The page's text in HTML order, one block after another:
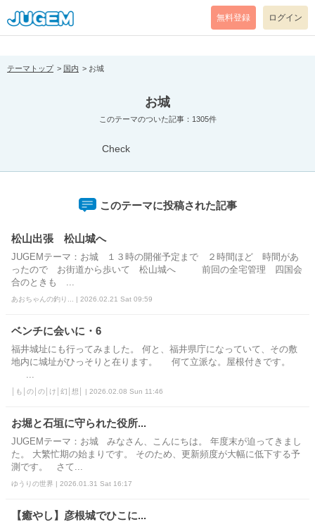
[pear_error: message="Success" code=0 mode=return level=notice
prefix="" info=""]
無料登録 ログイン
テーマトップ 国内 お城
お城
このテーマのついた記事：1305件
Check
このテーマに投稿された記事
松山出張 松山城へ
JUGEMテーマ：お城 １３時の開催予定まで ２時間ほど 時間があ
ったので お街道から歩いて 松山城へ 前回の全宅管理 四国会
合のときも ...
あおちゃんの釣り... | 2026.02.21 Sat 09:59
ベンチに会いに・6
福井城址にも行ってみました。 何と、福井県庁になっていて、その敷
地内に城址がひっそりと在ります。 何て立派な。屋根付きです。
│も│の│の│け│幻│想│ | 2026.02.08 Sun 11:46
お堀と石垣に守られた役所...
JUGEMテーマ：お城 みなさん、こんにちは。 年度末が迫ってきまし
た。 大繁忙期の始まりです。 そのため、更新頻度が大幅に低下する予
測です。 さて...
ゆうりの世界 | 2026.01.31 Sat 16:17
【癒やし】彦根城でひこに...